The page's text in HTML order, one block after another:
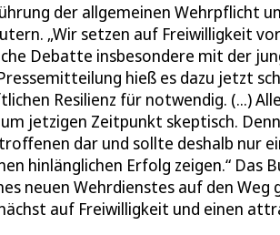
der allgemeinen Wehrpflicht
„Wir setzen auf Freiwilligkeit
Debatte insbesondere mit der
hieß es dazu jetzt
Resilienz für notwendig. (...)
jetzigen Zeitpunkt skeptisch.
dar und sollte deshalb nur
hinlänglichen Erfolg zeigen.“ Das
neuen Wehrdienstes auf den Weg
auf Freiwilligkeit und einen